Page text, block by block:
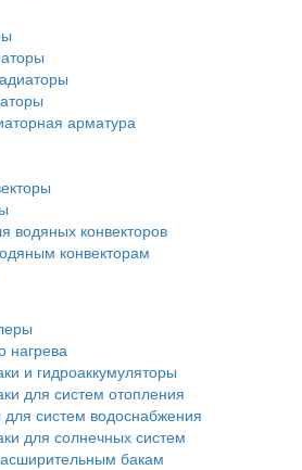
арматура
водяных конвекторов
конвекторам
нагрева
и гидроаккумуляторы
для систем отопления
для систем водоснабжения
для солнечных систем
бакам